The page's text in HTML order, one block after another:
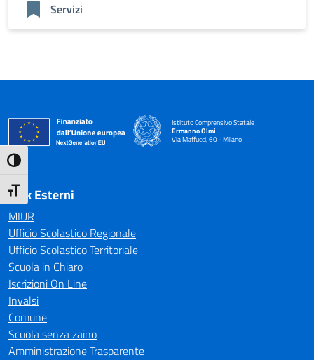
Attiva/disattiva alto contrasto
Attiva/disattiva dimensione testo
Servizi
Istituto Comprensivo Statale
Ermanno Olmi
Via Maffucci, 60 - Milano
— Visita la pagina iniziale della scuola
Link Esterni
MIUR
Ufficio Scolastico Regionale
Ufficio Scolastico Territoriale
Scuola in Chiaro
Iscrizioni On Line
Invalsi
Comune
Scuola senza zaino
Amministrazione Trasparente